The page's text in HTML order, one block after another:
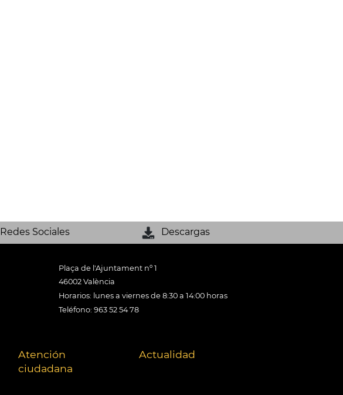
Redes Sociales Descargas
Plaça de l'Ajuntament nº 1
46002 València
Horarios: lunes a viernes de 8:30 a 14:00 horas
Teléfono: 963 52 54 78
Atención
ciudadana
Actualidad